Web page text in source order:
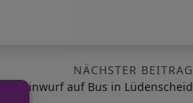
NÄCHSTER BEITRAG
Steinwurf auf Bus in Lüdenscheid